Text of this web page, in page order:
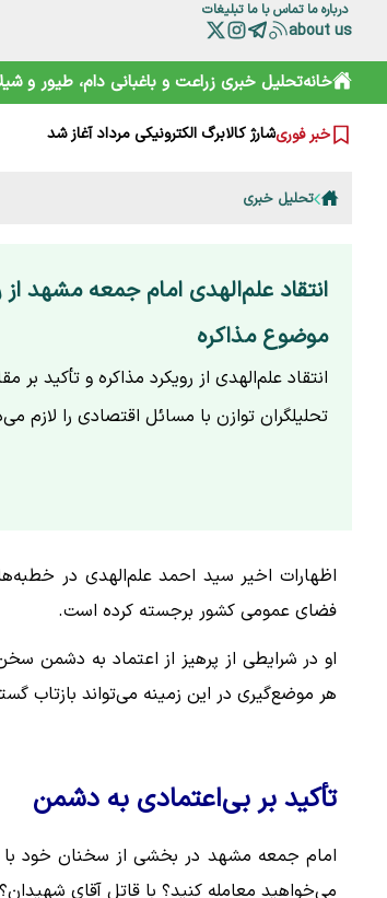
درباره ما تماس با ما تبلیغات
about us
خانهتحلیل خبری زراعت و باغبانی دام، طیور و
خبر فوری
خرید آسان «ناس» در سوپرمارکت‌ها؛ دامی
ترامپ از کدام مذاکره می‌گوید؟ روایت
شارژ کالابرگ الکترونیکی مرداد آغاز شد
بایوکراسی؛ چارچوبی نوین برای تقویت
تقویم نوغانداری در ایران چگونه تعیین
تحلیل خبری
انتقاد علم‌الهدی امام جمعه مشهد
موضوع مذاکره
انتقاد علم‌الهدی از رویکرد مذاکره و تأکید
تحلیلگران توازن با مسائل اقتصادی را لازم
اظهارات اخیر سید احمد علم‌الهدی در
فضای عمومی کشور برجسته کرده است.
او در شرایطی از پرهیز از اعتماد به
هر موضع‌گیری در این زمینه می‌تواند بازتاب
تأکید بر بی‌اعتمادی به دشمن
امام جمعه مشهد در بخشی از سخنان خود با
می‌خواهید معامله کنید؟ با قاتل آقای